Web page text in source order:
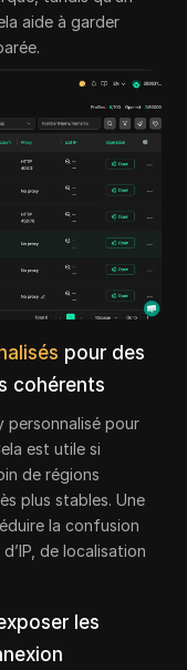
aide à garder
pour des
cohérents
personnalisé pour
est utile si
de régions
plus stables. Une
la confusion
de localisation
les